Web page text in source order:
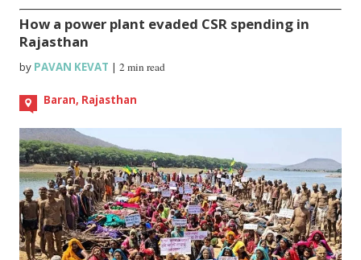
How a power plant evaded CSR spending in
Rajasthan
by PAVAN KEVAT |2 min read
Baran, Rajasthan